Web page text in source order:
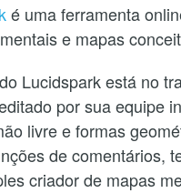
é uma ferramenta
e mapas
Lucidspark está no
por sua equipe
livre e formas
de comentários,
criador de mapas